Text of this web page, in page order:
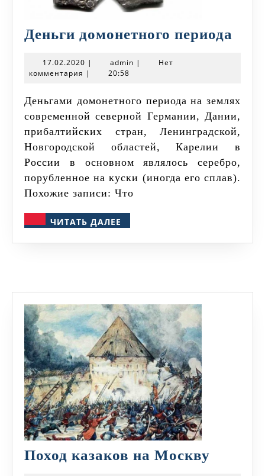
Деньги домонетного периода
17.02.2020 17.02.2020
| admin admin
|
Нет
комментария | 20:58
Деньгами домонетного периода на землях
современной северной Германии, Дании,
прибалтийских стран, Ленинградской,
Новгородской областей, Карелии в
России в основном являлось серебро,
порубленное на куски (иногда его сплав).
Похожие записи: Что
ЧИТАТЬ ДАЛЕЕ
ДАЛЕЕ
Поход казаков на Москву